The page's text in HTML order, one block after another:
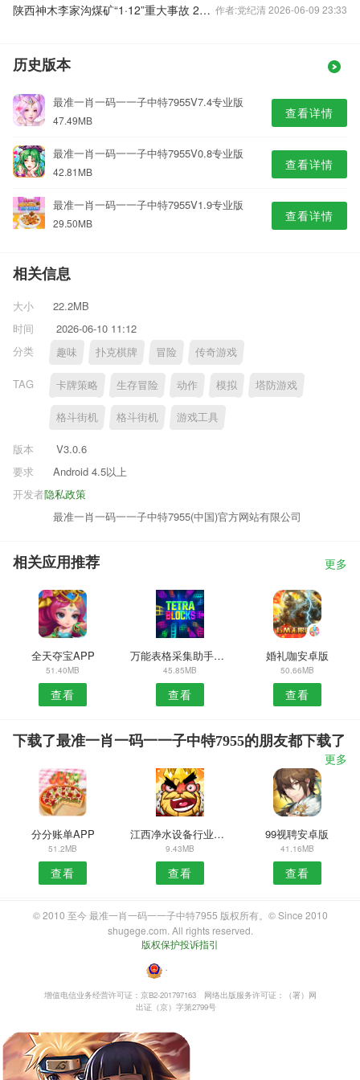
陕西神木李家沟煤矿“1·12”重大事故 21名被困矿工全部遇难 作者:党纪清 2026-06-09 23:33
历史版本
最准一肖一码一一子中特7955V7.4专业版
47.49MB 查看详情
最准一肖一码一一子中特7955V0.8专业版
42.81MB 查看详情
最准一肖一码一一子中特7955V1.9专业版
29.50MB 查看详情
相关信息
大小
22.2MB
时间
2026-06-10 11:12
分类
趣味 扑克棋牌 冒险 传奇游戏
TAG 卡牌策略 生存冒险 动作 模拟 塔防游戏
格斗街机 格斗街机 游戏工具
版本
V3.0.6
要求
Android 4.5以上
隐私政策
开发者
最准一肖一码一一子中特7955(中国)官方网站有限公司
相关应用推荐 更多
全天夺宝APP
51.40MB
查看
万能表格采集助手APP
45.85MB
查看
婚礼咖安卓版
50.66MB
查看
下载了最准一肖一码一一子中特7955的朋友都下载了
更多
分分账单APP
51.2MB
查看
江西净水设备行业安卓版
9.43MB
查看
99视聘安卓版
41.16MB
查看
© 2010 至今 最准一肖一码一一子中特7955 版权所有。© Since 2010
shugege.com. All rights reserved.
版权保护投诉指引
・
增值电信业务经营许可证：京B2-201797163
网络出版服务许可证：（署）网
出证（京）字第2799号